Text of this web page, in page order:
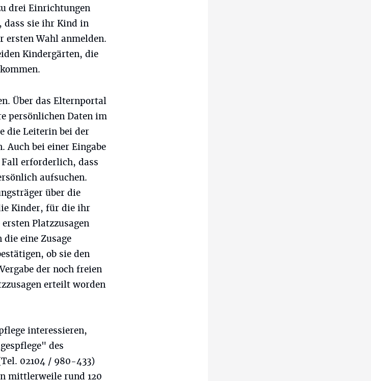
drei Einrichtungen
dass sie ihr Kind in
Wahl anmelden.
Kindergärten, die
Über das Elternportal
persönlichen Daten im
die Leiterin bei der
Auch bei einer Eingabe
erforderlich, dass
aufsuchen.
über die
Kinder, für die ihr
Platzzusagen
eine Zusage
ob sie den
der noch freien
erteilt worden
interessieren,
des
02104 / 980-433)
mittlerweile rund 120